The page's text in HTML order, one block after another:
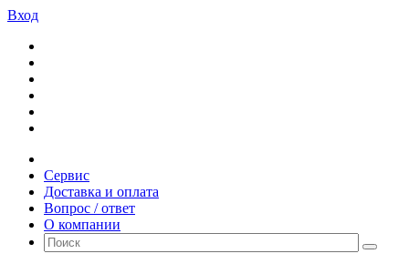
Вход
Сервис
Доставка и оплата
Вопрос / ответ
О компании